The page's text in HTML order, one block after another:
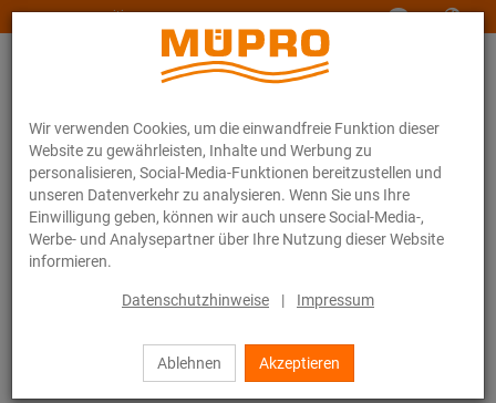
Wir verwenden Cookies, um die einwandfreie Funktion dieser
Website zu gewährleisten, Inhalte und Werbung zu
personalisieren, Social-Media-Funktionen bereitzustellen und
unseren Datenverkehr zu analysieren. Wenn Sie uns Ihre
Einwilligung geben, können wir auch unsere Social-Media-,
Werbe- und Analysepartner über Ihre Nutzung dieser Website
informieren.
Datenschutzhinweise | Impressum
Ablehnen Akzeptieren
www.muepro-maritim.com
Dummy Kategorie Kartuschenpistole DPS 12 S